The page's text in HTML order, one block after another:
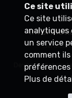
Livraison
Points de
Devenez
Ce site
Ce site
analytiques
un service
comment
Plus de